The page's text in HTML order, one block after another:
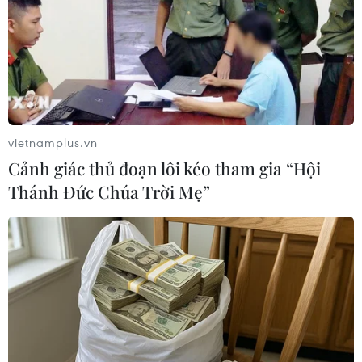
Thị trường vaccine thế giới
chuyển hướng sang người
cao tuổi
08/08/2026 15:01
Nông sản Việt Nam còn
nhiều dư địa tại thị trường
Algeria
08/08/2026 12:55
Dữ liệu việc làm Mỹ mở
thêm dư địa cho giá vàng
trong tuần qua
08/08/2026 04:29
Nghệ An: OCOP đã có
thương hiệu, vì sao nông
sản vẫn lo đầu ra?
08/08/2026 03:28
vietnamplus.vn
Cảnh giác thủ đoạn lôi kéo tham gia “Hội
Thánh Đức Chúa Trời Mẹ”